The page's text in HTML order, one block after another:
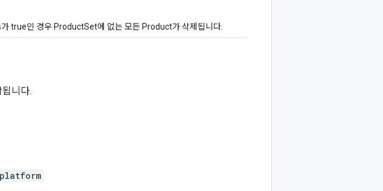
true인 경우 ProductSet에 없는 모든 Product가 삭제됩니다.
니다.